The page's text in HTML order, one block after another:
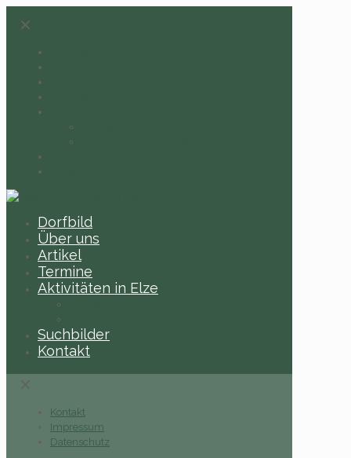
✕
Dorfbild
Über uns
Artikel
Termine
Aktivitäten in Elze
Suchbilder
Kontakt
Kontakt
Impressum
Datenschutz